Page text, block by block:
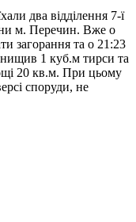
два відділення 7-ї
м. Перечин. Вже о
загорання та о 21:23
1 куб.м тирси та
20 кв.м. При цьому
споруди, не